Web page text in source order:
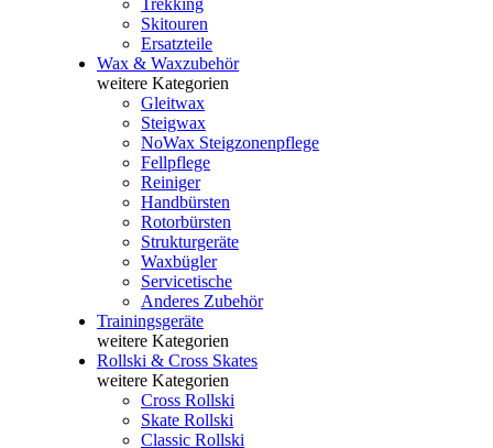
Trekking
Skitouren
Ersatzteile
Wax & Waxzubehör
weitere Kategorien
Gleitwax
Steigwax
NoWax Steigzonenpflege
Fellpflege
Reiniger
Handbürsten
Rotorbürsten
Strukturgeräte
Waxbügler
Servicetische
Anderes Zubehör
Trainingsgeräte
weitere Kategorien
Rollski & Cross Skates
weitere Kategorien
Cross Rollski
Skate Rollski
Classic Rollski